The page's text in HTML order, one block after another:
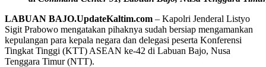
LABUAN BAJO.UpdateKaltim.com – Kapolri Jenderal Listyo
Sigit Prabowo mengatakan pihaknya sudah bersiap mengamankan
kepulangan para kepala negara dan delegasi peserta Konferensi
Tingkat Tinggi (KTT) ASEAN ke-42 di Labuan Bajo, Nusa
Tenggara Timur (NTT).